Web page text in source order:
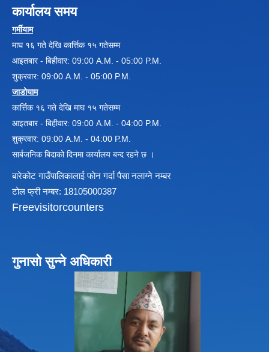
विधायन समिति निर्णयहरु
सुशासन तथा अन्तर सम्वन्ध समिति निर्णयहरु
आर्थिक विकास समिति निर्णय
पूर्वाधार विकास समिति निर्णय
सामाजिक विकास समिति निर्णयहरु
कार्यालय समय
गर्मीयाम
माघ १६ गते देखि कार्त्तिक १५ गतेसम्म
आइतबार - बिहीवार: 09:00 A.M. - 05:00 P.M.
शुक्रवार: 09:00 A.M. - 05:00 P.M.
जाडोयाम
कार्त्तिक १६ गते देखि माघ १५ गतेसम्म
आइतबार - बिहीवार: 09:00 A.M. - 04:00 P.M.
शुक्रवार: 09:00 A.M. - 04:00 P.M.
सार्बजनिक बिदाको दिनमा कार्यालय बन्द रहने छ ।
बारेकोट गाउँपालिकालाई फोन गर्दा पैसा नलाग्ने नम्बर
टोल फ्री नम्बर: 18105000387
Freevisitorcounters
गुनासो सुन्ने अधिकारी